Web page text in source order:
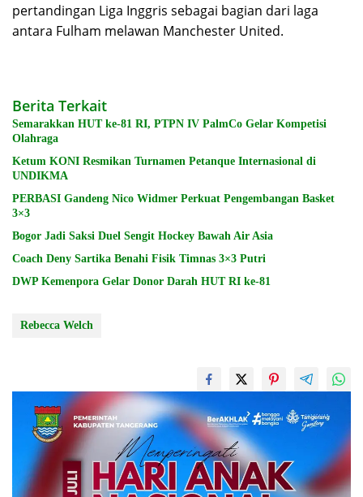
pertandingan Liga Inggris sebagai bagian dari laga
antara Fulham melawan Manchester United.
Berita Terkait
Semarakkan HUT ke-81 RI, PTPN IV PalmCo Gelar Kompetisi
Olahraga
Ketum KONI Resmikan Turnamen Petanque Internasional di
UNDIKMA
PERBASI Gandeng Nico Widmer Perkuat Pengembangan Basket
3×3
Bogor Jadi Saksi Duel Sengit Hockey Bawah Air Asia
Coach Deny Sartika Benahi Fisik Timnas 3×3 Putri
DWP Kemenpora Gelar Donor Darah HUT RI ke-81
Rebecca Welch